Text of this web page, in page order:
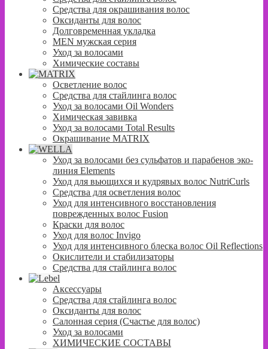
Средства для окрашивания волос
Оксиданты для волос
Долговременная укладка
MEN мужская серия
Уход за волосами
Химические составы
Осветление волос
Средства для стайлинга волос
Уход за волосами Oil Wonders
Химическая завивка
Уход за волосами Total Results
Окрашивание MATRIX
Уход за волосами без сульфатов и парабенов эко-
линия Elements
Уход для вьющихся и кудрявых волос NutriCurls
Средства для осветления волос
Уход для интенсивного восстановления
поврежденных волос Fusion
Краски для волос
Уход для волос Invigo
Уход для интенсивного блеска волос Oil Reflections
Окислители и стабилизаторы
Средства для стайлинга волос
Аксессуары
Средства для стайлинга волос
Оксиданты для волос
Салонная серия (Счастье для волос)
Уход за волосами
ХИМИЧЕСКИЕ СОСТАВЫ